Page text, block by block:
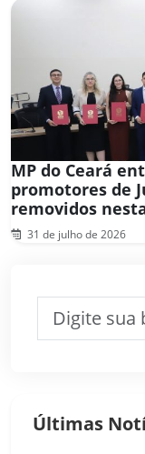
MP do Ceará
promotores de
removidos
31 de julho de 2026
Últimas